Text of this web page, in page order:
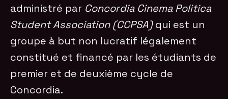
administré par Concordia Cinema Politica
Student Association (CCPSA)qui est un
groupe à but non lucratif légalement
constitué et financé par les étudiants de
premier et de deuxième cycle de
Concordia.